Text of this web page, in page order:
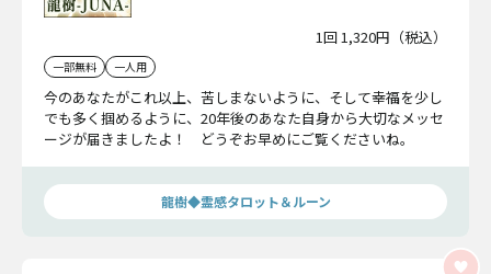
1回 1,320円（税込）
一部無料 一人用
今のあなたがこれ以上、苦しまないように、そして幸福を少し
でも多く掴めるように、20年後のあなた自身から大切なメッセ
ージが届きましたよ！ どうぞお早めにご覧くださいね。
龍樹◆霊感タロット＆ルーン